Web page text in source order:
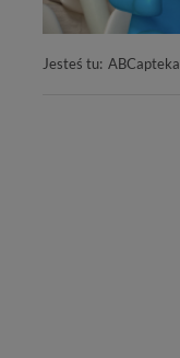
Jesteś tu: